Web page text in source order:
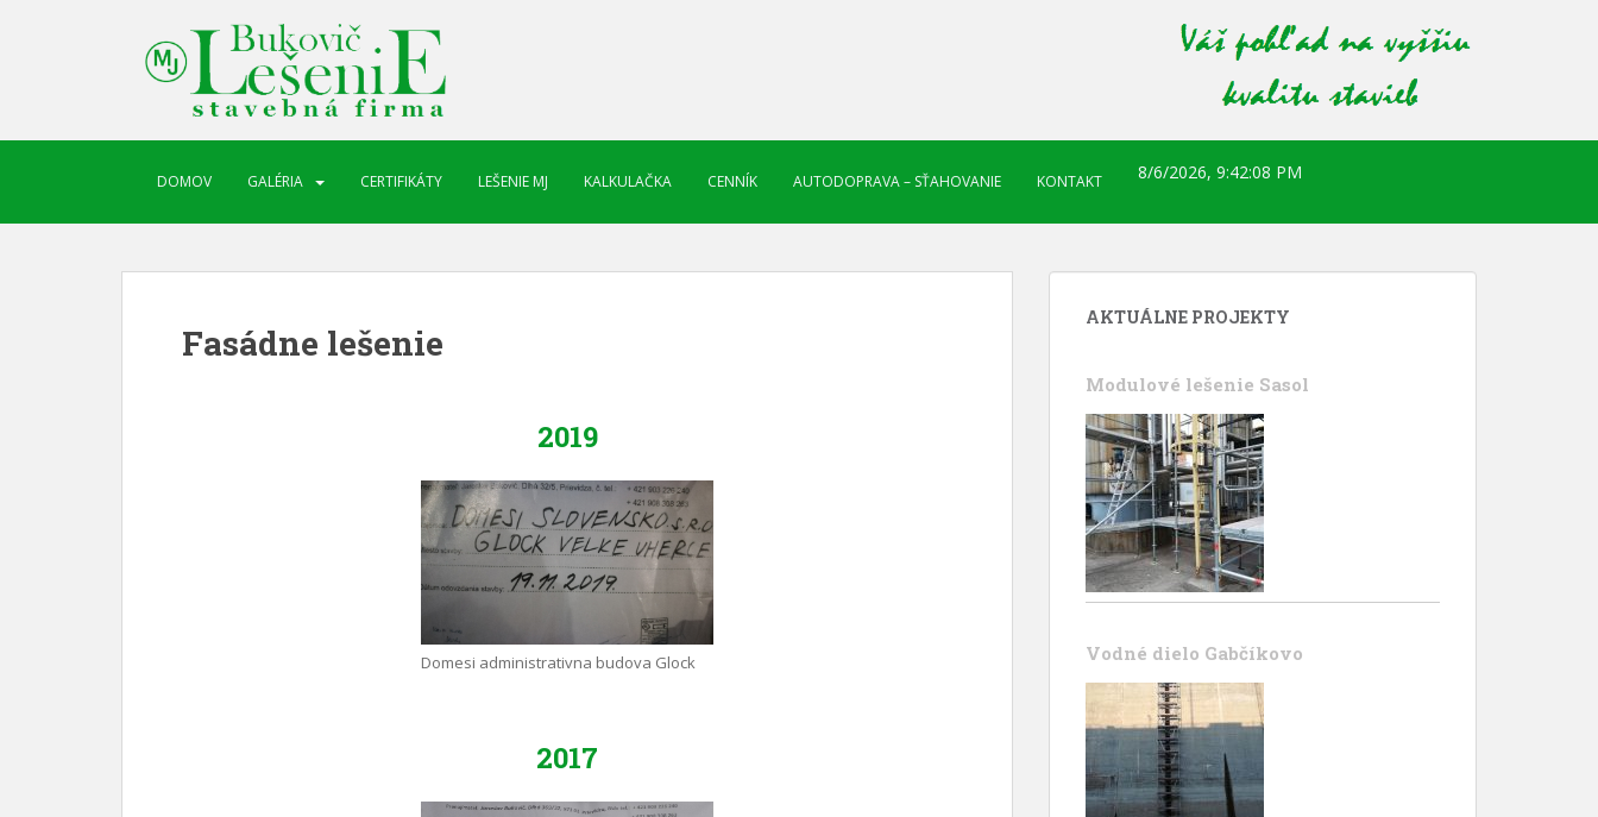
DOMOV GALÉRIA CERTIFIKÁTY LEŠENIE MJ KALKULAČKA CENNÍK AUTODOPRAVA – SŤAHOVANIE KONTAKT 8/6/2026, 9:42:09 PM
Fasádne lešenie
2019
Domesi administrativna budova Glock
2017
AKTUÁLNE PROJEKTY
Modulové lešenie Sasol
Vodné dielo Gabčíkovo